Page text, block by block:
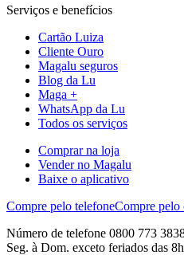
Serviços e benefícios
Cartão Luiza
Cliente Ouro
Magalu seguros
Blog da Lu
Maga +
WhatsApp da Lu
Todos os serviços
Comprar na loja
Vender no Magalu
Baixe o aplicativo
Compre pelo telefoneCompre pelo
Número de telefone 0800 773
Seg. à Dom. exceto feriados das